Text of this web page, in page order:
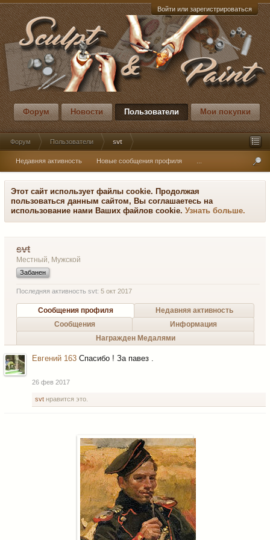
Войти или зарегистрироваться
Форум Новости Пользователи Мои покупки
Форум Пользователи svt
Недавняя активность Новые сообщения профиля
Этот сайт использует файлы cookie. Продолжая
пользоваться данным сайтом, Вы соглашаетесь на
использование нами Ваших файлов cookie. Узнать больше.
svt
Местный, Мужской
Забанен
Последняя активность svt: 5 окт 2017
Сообщения профиля
Недавняя активность
Сообщения
Информация
Награжден Медалями
Евгений 163 Спасибо ! За павез .
26 фев 2017
svt нравится это.